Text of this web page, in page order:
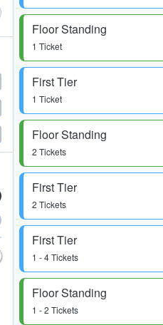
Floor Standing
1 Ticket
First Tier
1 Ticket
Floor Standing
2 Tickets
First Tier
2 Tickets
First Tier
1 - 4 Tickets
Floor Standing
1 - 2 Tickets